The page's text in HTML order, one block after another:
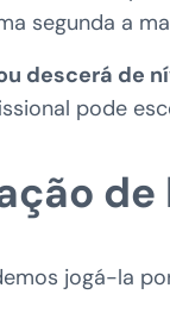
segunda a
descerá de
pode
jogá-la